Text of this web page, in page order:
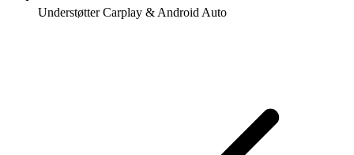
Understøtter Carplay & Android Auto